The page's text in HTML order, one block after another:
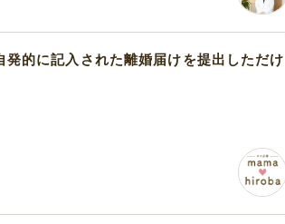
発的に記入された離婚届けを提出しただけ